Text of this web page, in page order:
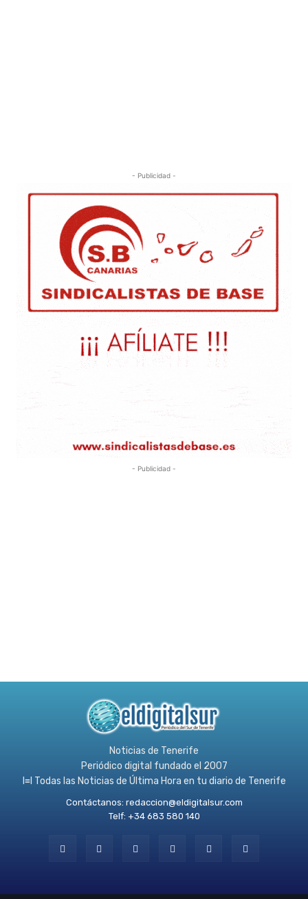
- Publicidad -
- Publicidad -
Noticias de Tenerife
Periódico digital fundado el 2007
l≡l Todas las Noticias de Última Hora en tu diario de Tenerife
Contáctanos: redaccion@eldigitalsur.com
Telf: +34 683 580 140